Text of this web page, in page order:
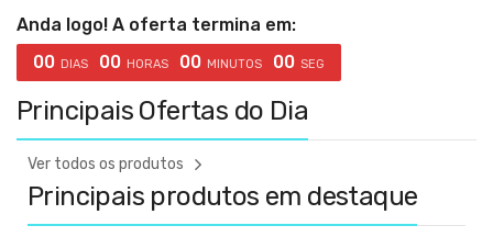
Principais Ofertas do Dia
Anda logo! A oferta termina em:
00 DIAS 00 HORAS 00 MINUTOS 00 SEG
Principais produtos em destaque
Ver todos os produtos